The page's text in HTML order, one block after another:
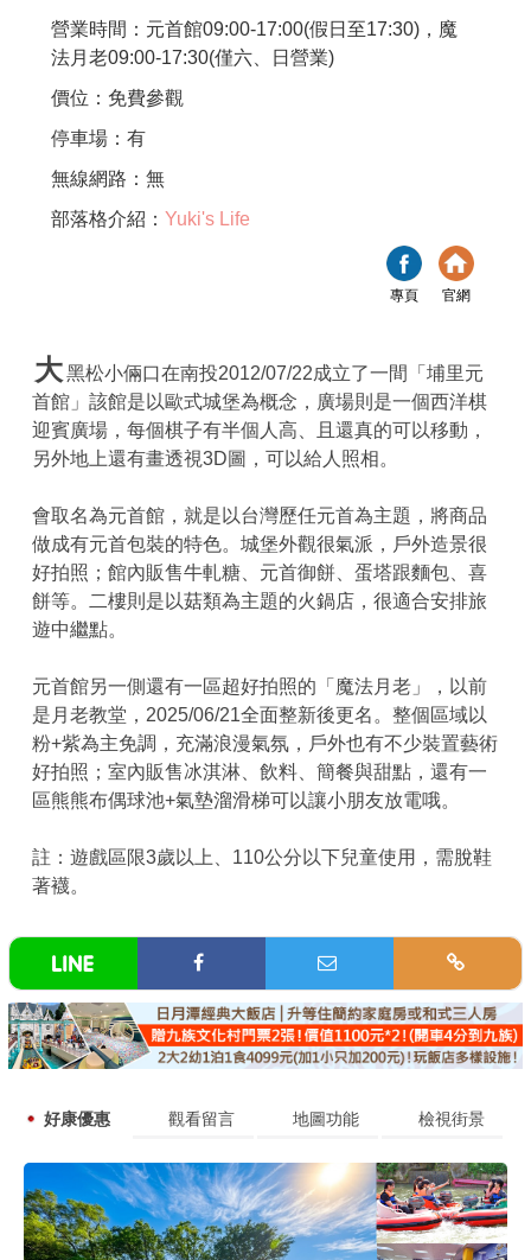
營業時間：元首館09:00-17:00(假日至17:30)，魔
法月老09:00-17:30(僅六、日營業)
價位：免費參觀
停車場：有
無線網路：無
部落格介紹： Yuki's Life
專頁 官網
大黑松小倆口在南投2012/07/22成立了一間「埔里元
首館」該館是以歐式城堡為概念，廣場則是一個西洋棋
迎賓廣場，每個棋子有半個人高、且還真的可以移動，
另外地上還有畫透視3D圖，可以給人照相。
會取名為元首館，就是以台灣歷任元首為主題，將商品
做成有元首包裝的特色。城堡外觀很氣派，戶外造景很
好拍照；館內販售牛軋糖、元首御餅、蛋塔跟麵包、喜
餅等。二樓則是以菇類為主題的火鍋店，很適合安排旅
遊中繼點。
元首館另一側還有一區超好拍照的「魔法月老」，以前
是月老教堂，2025/06/21全面整新後更名。整個區域以
粉+紫為主免調，充滿浪漫氣氛，戶外也有不少裝置藝術
好拍照；室內販售冰淇淋、飲料、簡餐與甜點，還有一
區熊熊布偶球池+氣墊溜滑梯可以讓小朋友放電哦。
註：遊戲區限3歲以上、110公分以下兒童使用，需脫鞋
著襪。
好康優惠 觀看留言 地圖功能 檢視街景